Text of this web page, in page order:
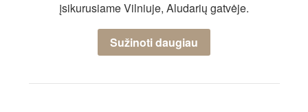
įsikurusiame Vilniuje, Aludarių gatvėje.
Sužinoti daugiau